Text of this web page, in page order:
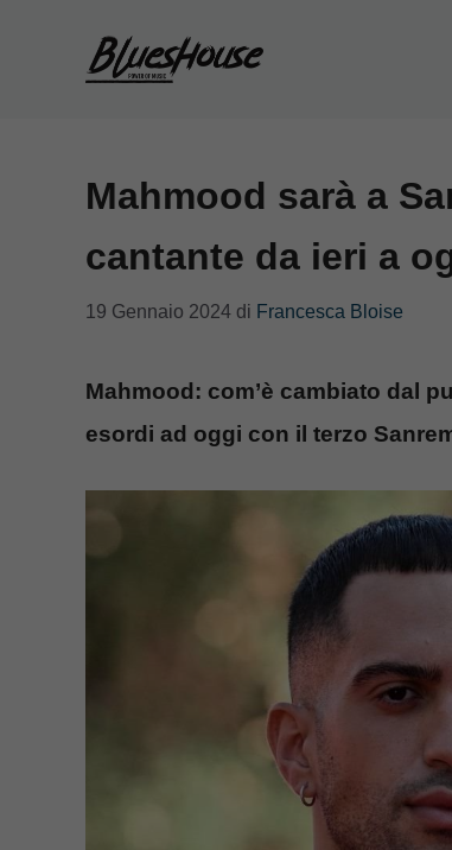
Mahmood sarà a
cantante da ieri a
19 Gennaio 2024 di Francesca Bloise
Mahmood: com’è cambiato dal
esordi ad oggi con il terzo